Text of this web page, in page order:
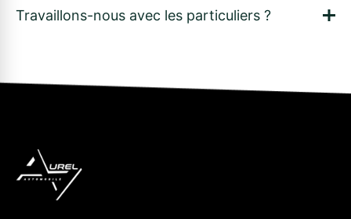
Travaillons-nous avec les particuliers ?